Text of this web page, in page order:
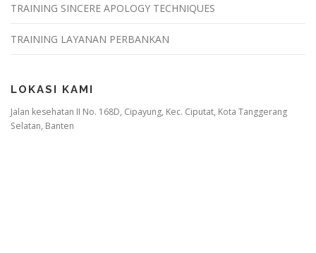
TRAINING SINCERE APOLOGY TECHNIQUES
TRAINING LAYANAN PERBANKAN
LOKASI KAMI
Jalan kesehatan II No. 168D, Cipayung, Kec. Ciputat, Kota Tanggerang
Selatan, Banten